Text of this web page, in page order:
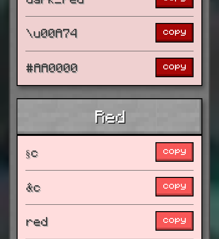
\u00A74 copy
#AA0000 copy
Red
§c copy
&c copy
red copy